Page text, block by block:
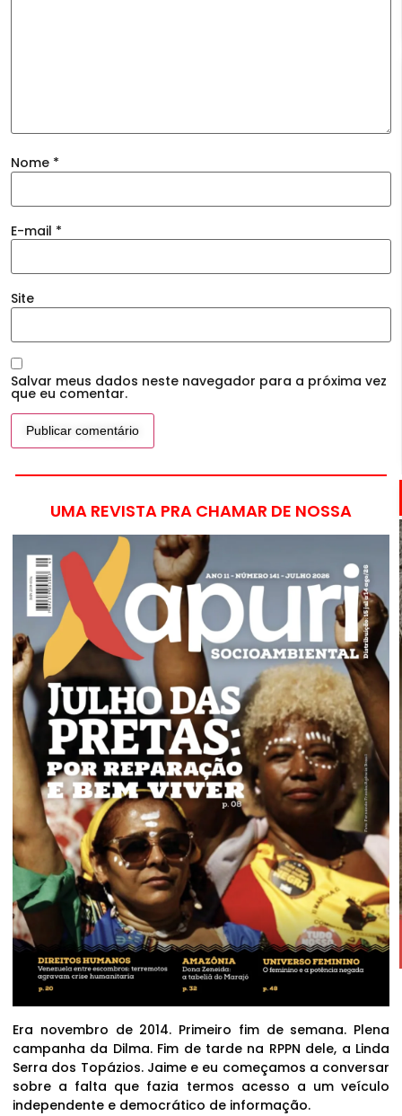
Nome *
E-mail *
Site
Salvar meus dados neste navegador para a próxima vez
que eu comentar.
UMA REVISTA PRA CHAMAR DE NOSSA
Era novembro de 2014. Primeiro fim de semana. Plena
campanha da Dilma. Fim de tarde na RPPN dele, a Linda
Serra dos Topázios. Jaime e eu começamos a conversar
sobre a falta que fazia termos acesso a um veículo
independente e democrático de informação.